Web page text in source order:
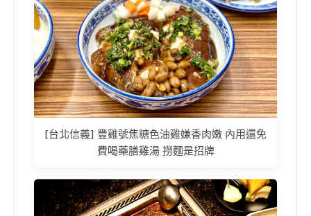
[台北信義] 豐雞號焦糖色油雞嫌香肉嫩 內用還免
費喝藥膳雞湯 撈麵是招牌